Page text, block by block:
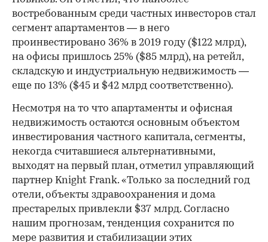
востребованным среди частных инвесторов стал
сегмент апартаментов — в него
проинвестировано 36% в 2019 году ($122 млрд),
на офисы пришлось 25% ($85 млрд), на ретейл,
складскую и индустриальную недвижимость —
еще по 13% ($45 и $42 млрд соответственно).
Несмотря на то что апартаменты и офисная
недвижимость остаются основным объектом
инвестирования частного капитала, сегменты,
некогда считавшиеся альтернативными,
выходят на первый план, отметил управляющий
партнер Knight Frank. «Только за последний год
отели, объекты здравоохранения и дома
престарелых привлекли $37 млрд. Согласно
нашим прогнозам, тенденция сохранится по
мере развития и стабилизации этих